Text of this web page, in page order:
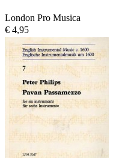
London Pro Musica
€ 4,95